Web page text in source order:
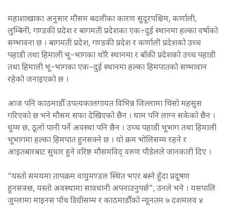
महाशाखाका अनुसार मौसम बदलीका कारण सुदूरपश्चिम, कर्णाली,
लुम्बिनी, गण्डकी प्रदेश र बागमती प्रदेशका एक÷दुई स्थानमा हल्का वर्षाको
सम्भावना छ । बागमती प्रदेश, गण्डकी प्रदेश र कर्णाली प्रदेशको उच्च
पहाडी तथा हिमाली भू–भागका थोरै स्थानमा र बाँकी प्रदेशको उच्च पहाडी
तथा हिमाली भू–भागका एक–दुई स्थानमा हल्का हिमपातको सम्भावान
रहेको जनाइएको छ ।
आज पनि काठमाडौँ उपत्यकालगायत विभिन्न जिल्लामा चिसो महसुस
गरिएको छ भने मौसम सफा देखिएको छैन । घाम पनि लाग्न सकेको छैन ।
धुम्म छ, ठूलो पानी पर्ने अवस्था पनि छैन । उच्च पहाडी भूभाग तथा हिमाली
भूभागमा हल्का हिमपात हुनसक्ने छ । यो क्रम भोलिसम्म रहने र
आइतबारबाट सुधार हुने वरिष्ठ मौसमविद् वरुण पौडेलले जानकारी दिए ।
“यस्तो समयमा तापक्रम वायुमण्डल स्थित भएर बस्ने हुँदा प्रदूषण
हुनसक्छ, यस्तो अवस्थामा सावधानी अपनाउनुपर्छ”, उनले भने । यसपालि
जुम्लामा माइनस पाँच डिग्रीसम्म र काठमाडौँको न्यूनतम ७ दशमलव ४